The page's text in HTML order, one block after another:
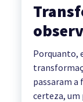
Porquanto,
passaram a
certeza, um